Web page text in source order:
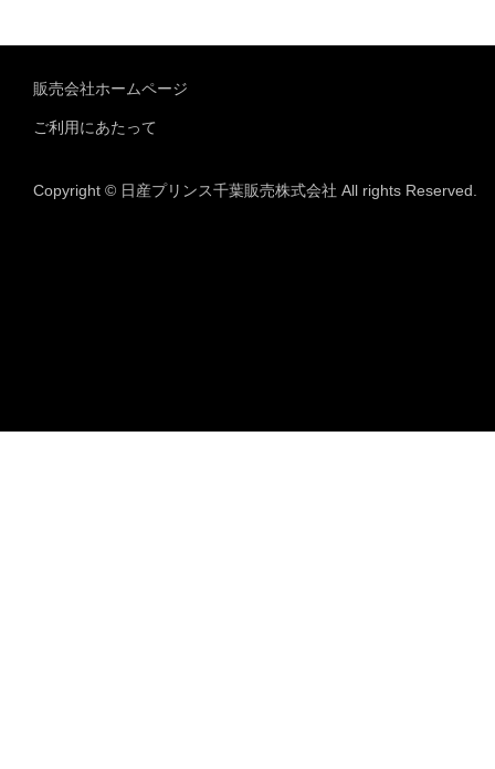
販売会社ホームページ
ご利用にあたって
Copyright © 日産プリンス千葉販売株式会社 All rights Reserved.